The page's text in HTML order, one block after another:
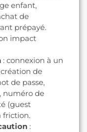
enfant,
de
prépayé.
impact
: connexion à un
de
de passe,
numéro de
(guest
friction.
: